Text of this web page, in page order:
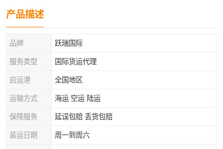
产品描述
品牌 跃瑞国际
服务类型 国际货运代理
启运港 全国地区
运输方式 海运 空运 陆运
保障服务 延误包赔 丢货包赔
装运日期 周一到周六